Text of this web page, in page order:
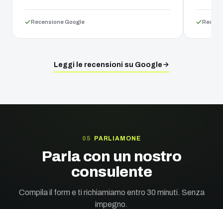
Recensione Google
Leggi le recensioni su Google
PARLIAMONE
Parla con un nostro
consulente
Compila il form e ti richiamiamo entro 30 minuti. Senza
impegno.